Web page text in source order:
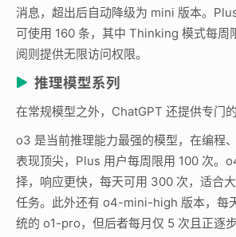
消息，超出后自动降级为 mini 版本。
可使用 160 条，其中 Thinking 模式每周
阅则提供无限访问权限。
推理模型系列
在常规模型之外，ChatGPT 还提供专门
o3 是当前推理能力最强的模型，在编程
表现顶尖，Plus 用户每周限用 100 次。
择，响应更快，每天可用 300 次，适合
任务。此外还有 o4-mini-high 版本，每
统的 o1-pro，但后者每月仅 5 次且正逐